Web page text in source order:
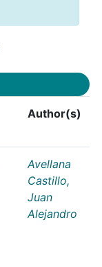
Author(s)
Avellana
Castillo,
Juan
Alejandro